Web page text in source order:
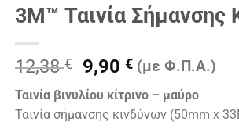
3Μ™ Ταινία Σήμανσης
12,38€
Original
price
was:
12,38 €.
9,90€Η
τρέχουσα
τιμή
είναι:
(με Φ.Π.Α.)
Ταινία βινυλίου κίτρινο – μαύρο
Ταινία σήμανσης κινδύνων (50mm x